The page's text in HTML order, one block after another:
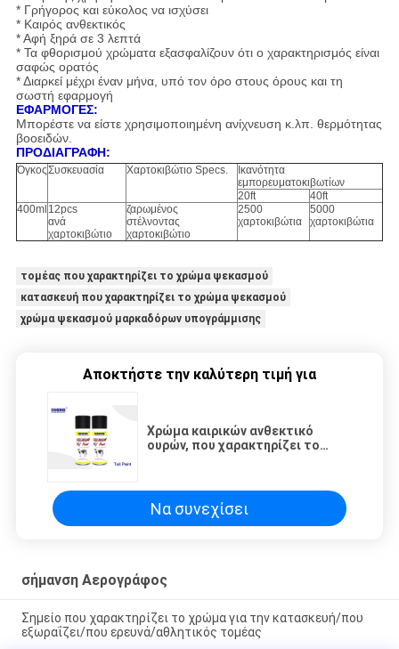
* Γρήγορος και εύκολος να ισχύσει
* Καιρός ανθεκτικός
* Αφή ξηρά σε 3 λεπτά
* Τα φθορισμού χρώματα εξασφαλίζουν ότι ο χαρακτηρισμός είναι
σαφώς ορατός
* Διαρκεί μέχρι έναν μήνα, υπό τον όρο στους όρους και τη
σωστή εφαρμογή
ΕΦΑΡΜΟΓΕΣ:
Μπορέστε να είστε χρησιμοποιημένη ανίχνευση κ.λπ. θερμότητας
βοοειδών.
ΠΡΟΔΙΑΓΡΑΦΗ:
ΌγκοςΣυσκευασία Χαρτοκιβώτιο Specs.
Ικανότητα
εμπορευματοκιβωτίων
20ft
40ft
400ml 12pcs
ανά
χαρτοκιβώτιο
ζαρωμένος
στέλνοντας
χαρτοκιβώτιο
2500
χαρτοκιβώτια
5000
χαρτοκιβώτια
τομέας που χαρακτηρίζει το χρώμα ψεκασμού
κατασκευή που χαρακτηρίζει το χρώμα ψεκασμού
χρώμα ψεκασμού μαρκαδόρων υπογράμμισης
Αποκτήστε την καλύτερη τιμή για
Χρώμα καιρικών ανθεκτικό
ουρών, που χαρακτηρίζει το
Να συνεχίσει
σήμανση Αερογράφος
Σημείο που χαρακτηρίζει το χρώμα για την κατασκευή/που
εξωραΐζει/που ερευνά/αθλητικός τομέας